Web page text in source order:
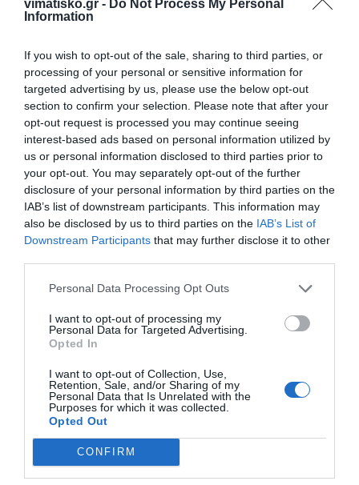
vimatisko.gr - Do Not Process My Personal
Information
If you wish to opt-out of the sale, sharing to third parties, or
processing of your personal or sensitive information for
targeted advertising by us, please use the below opt-out
section to confirm your selection. Please note that after your
opt-out request is processed you may continue seeing
interest-based ads based on personal information utilized by
us or personal information disclosed to third parties prior to
your opt-out. You may separately opt-out of the further
disclosure of your personal information by third parties on the
IAB’s list of downstream participants. This information may
also be disclosed by us to third parties on the IAB’s List of
Downstream Participants that may further disclose it to other
Personal Data Processing Opt Outs
I want to opt-out of processing my
Personal Data for Targeted Advertising.
Opted In
I want to opt-out of Collection, Use,
Retention, Sale, and/or Sharing of my
Personal Data that Is Unrelated with the
Purposes for which it was collected.
Opted Out
CONFIRM
Ανακαλείται επικίνδυνο καλλυντικό – κίνδυνος
δερματίτιδας και πρόκλησης καρκίνου
Μανόλης Καβαδάκης: Οδοστρωτήρας και στην
εκπαίδευση
Ευπρεπισμός νέου Κοιμητηρίου Κω
Βόλος: Σάλος με τις πράξεις της οικογενειακής φίλης
Η ΠΙΤΑ ΤΟΥ ΑΘΛ. Σ/ΓΟΥ «ΑΕΤΟΣ ΚΩ» ΠΑΡΟΥΣΙΑ ΤΟΥ
ΠΑΓΚΟΣΜΙΟΥ ΠΡΩΤΑΘΛΗΤΗ Κ. ΠΑΠΠΑ
Σεισμικές δονήσεις σε Νίσυρο και Ρόδο